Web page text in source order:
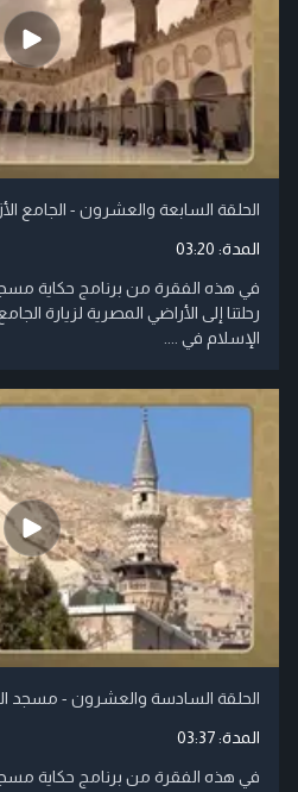
الحلقة السابعة والعشرون - الجامع
المدة: 03:20
في هذه الفقرة من برنامج حكاية
رحلتنا إلى الأراضي المصرية لزيارة
الإسلام في ....
الحلقة السادسة والعشرون - مسجد
المدة:03:37
في هذه الفقرة من برنامج حكاية